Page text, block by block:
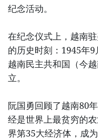
纪念活动。
在纪念仪式上，越南
的历史时刻：1945年
越南民主共和国（今
立。
阮国勇回顾了越南80
经是世界上最贫穷的
界第35大经济体，成